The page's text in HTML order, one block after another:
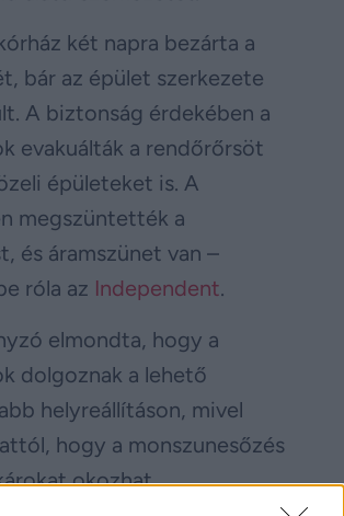
két napra bezárta a
bár az épület szerkezete
A biztonság érdekében a
evakuálták a rendőrőrsöt
épületeket is. A
megszüntették a
és áramszünet van –
róla az Independent.
elmondta, hogy a
dolgoznak a lehető
helyreállításon, mivel
hogy a monszunesőzés
okozhat.